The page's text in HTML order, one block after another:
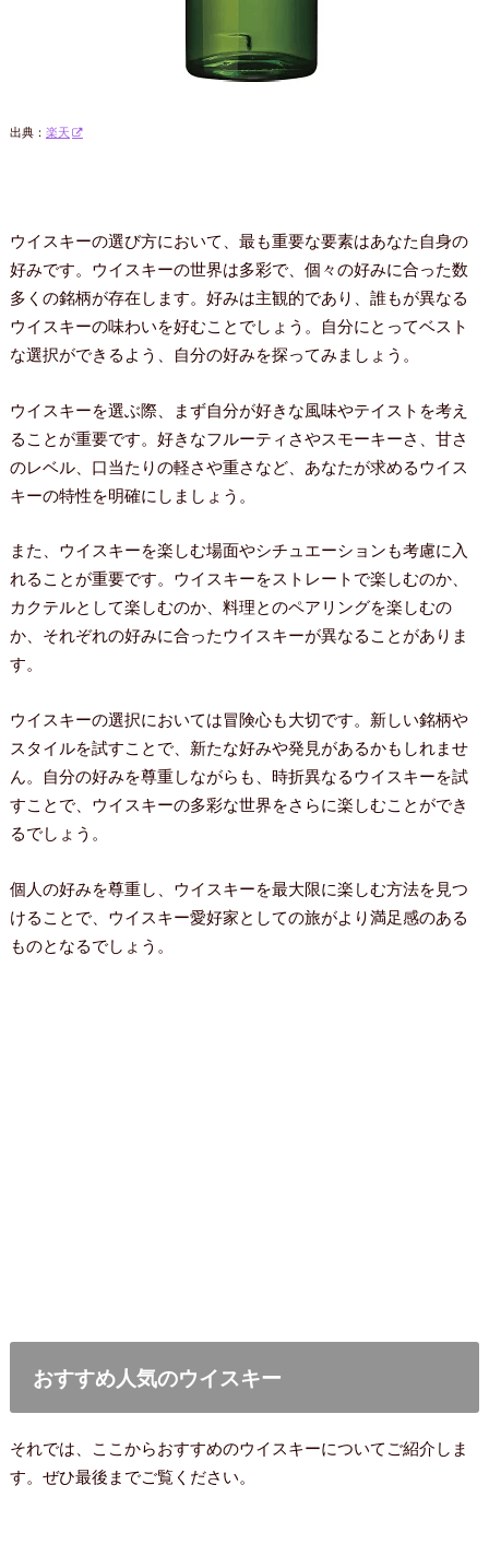
出典： 楽天
ウイスキーの選び方において、最も重要な要素はあなた自身の
好みです。ウイスキーの世界は多彩で、個々の好みに合った数
多くの銘柄が存在します。好みは主観的であり、誰もが異なる
ウイスキーの味わいを好むことでしょう。自分にとってベスト
な選択ができるよう、自分の好みを探ってみましょう。
ウイスキーを選ぶ際、まず自分が好きな風味やテイストを考え
ることが重要です。好きなフルーティさやスモーキーさ、甘さ
のレベル、口当たりの軽さや重さなど、あなたが求めるウイス
キーの特性を明確にしましょう。
また、ウイスキーを楽しむ場面やシチュエーションも考慮に入
れることが重要です。ウイスキーをストレートで楽しむのか、
カクテルとして楽しむのか、料理とのペアリングを楽しむの
か、それぞれの好みに合ったウイスキーが異なることがありま
す。
ウイスキーの選択においては冒険心も大切です。新しい銘柄や
スタイルを試すことで、新たな好みや発見があるかもしれませ
ん。自分の好みを尊重しながらも、時折異なるウイスキーを試
すことで、ウイスキーの多彩な世界をさらに楽しむことができ
るでしょう。
個人の好みを尊重し、ウイスキーを最大限に楽しむ方法を見つ
けることで、ウイスキー愛好家としての旅がより満足感のある
ものとなるでしょう。
おすすめ人気のウイスキー
それでは、ここからおすすめのウイスキーについてご紹介しま
す。ぜひ最後までご覧ください。